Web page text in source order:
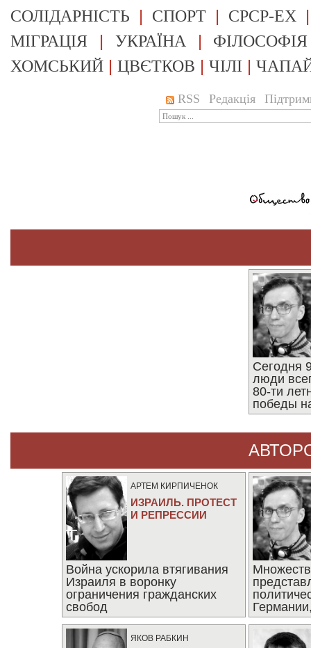
СОЛІДАРНІСТЬ | СПОРТ | СРСР-EX
МІГРАЦІЯ | УКРАЇНА | ФІЛОСОФІЯ
ХОМСЬКИЙ | ЦВЄТКОВ | ЧІЛІ |
RSS Редакція
Сегодня
люди
80-ти
победы
АРТЕМ КИРПИЧЕНОК
ИЗРАИЛЬ. ПРОТЕСТ
И РЕПРЕССИИ
Война ускорила втягивания
Израиля в воронку
ограничения гражданских
свобод
ЯКОВ РАБКИН